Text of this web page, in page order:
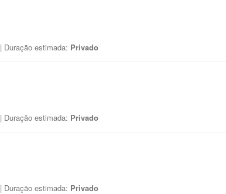
| Duração estimada: Privado
| Duração estimada: Privado
| Duração estimada: Privado